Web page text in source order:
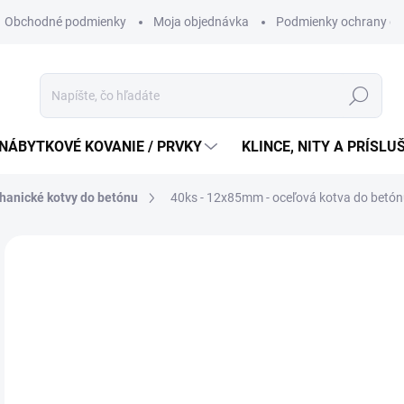
Obchodné podmienky Moja objednávka Podmienky ochrany
Hľadať
KOVANIE / PRVKY KLINCE, NITY A
kotvy do betónu 40ks - 12x85mm - oceľová kotva do